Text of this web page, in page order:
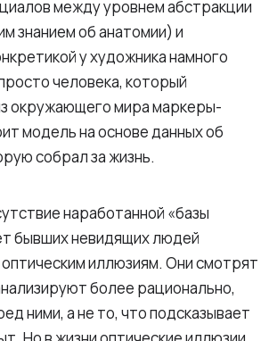
между уровнем абстракции
знанием об анатомии) и
у художника намного
человека, который
окружающего мира маркеры-
модель на основе данных об
собрал за жизнь.
наработанной «базы
бывших невидящих людей
иллюзиям. Они смотрят
более рационально,
ними, а не то, что подсказывает